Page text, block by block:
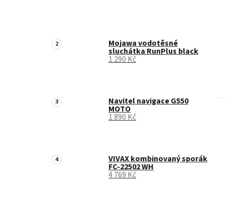
Mojawa vodotěsné
sluchátka RunPlus black
1 290 Kč
Navitel navigace G550
MOTO
1 890 Kč
VIVAX kombinovaný sporák
FC-22502 WH
4 769 Kč